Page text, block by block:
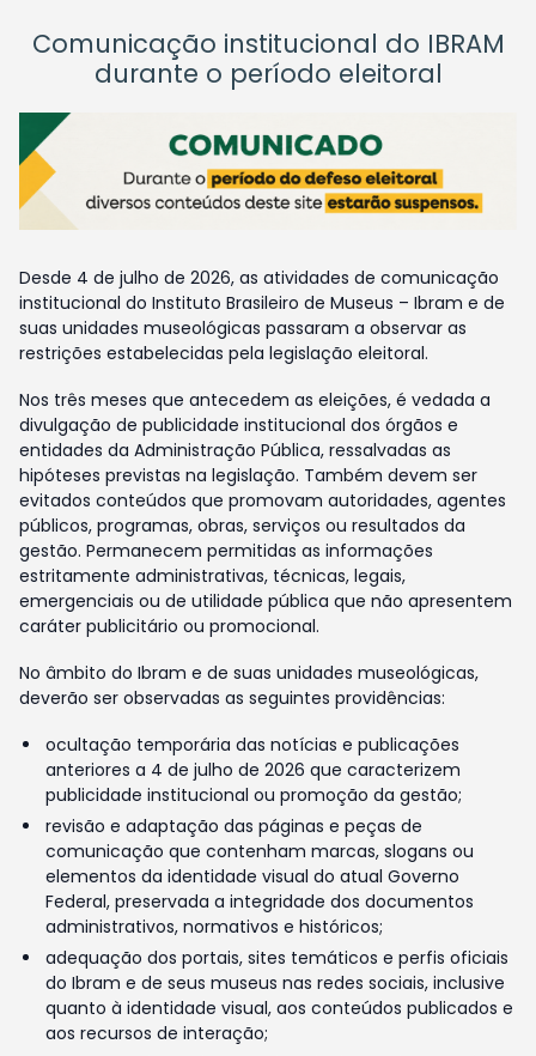
Comunicação institucional do IBRAM
durante o período eleitoral
Desde 4 de julho de 2026, as atividades de comunicação
institucional do Instituto Brasileiro de Museus – Ibram e de
suas unidades museológicas passaram a observar as
restrições estabelecidas pela legislação eleitoral.
Nos três meses que antecedem as eleições, é vedada a
divulgação de publicidade institucional dos órgãos e
entidades da Administração Pública, ressalvadas as
hipóteses previstas na legislação. Também devem ser
evitados conteúdos que promovam autoridades, agentes
públicos, programas, obras, serviços ou resultados da
gestão. Permanecem permitidas as informações
estritamente administrativas, técnicas, legais,
emergenciais ou de utilidade pública que não apresentem
caráter publicitário ou promocional.
No âmbito do Ibram e de suas unidades museológicas,
deverão ser observadas as seguintes providências:
ocultação temporária das notícias e publicações
anteriores a 4 de julho de 2026 que caracterizem
publicidade institucional ou promoção da gestão;
revisão e adaptação das páginas e peças de
comunicação que contenham marcas, slogans ou
elementos da identidade visual do atual Governo
Federal, preservada a integridade dos documentos
administrativos, normativos e históricos;
adequação dos portais, sites temáticos e perfis oficiais
do Ibram e de seus museus nas redes sociais, inclusive
quanto à identidade visual, aos conteúdos publicados e
aos recursos de interação;